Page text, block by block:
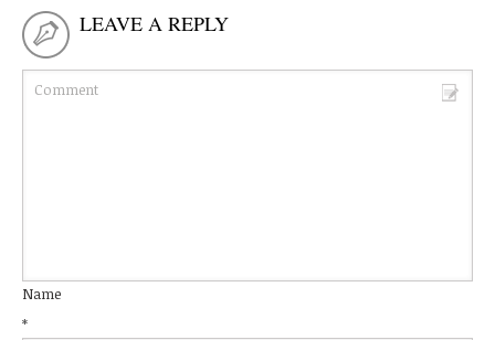
LEAVE A REPLY
Name
*